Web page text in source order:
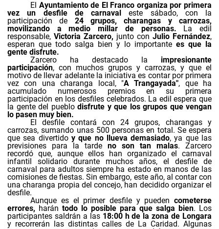
El Ayuntamiento de El Franco organiza por primera
vez un desfile de carnavaleste sábado, con la
participación de 24 grupos, charangas y carrozas,
movilizando a medio millar de personas. La edil
responsable, Victoria Zarcero, junto con Julio Fernández,
esperan que todo salga bien y lo importante es que la
gente disfrute.
Zarcero ha destacado la impresionante
participación, con muchos grupos y carrozas, y que el
motivo de llevar adelante la iniciativa es contar por primera
vez con una charanga local, "A Trangayada", que ha
acumulado numerosos premios en su primera
participación en los desfiles celebrados. La edil espera que
la gente del pueblo disfrute y que los grupos que vengan
lo pasen muy bien.
El desfile contará con 24 grupos, charangas y
carrozas, sumando unas 500 personas en total. Se espera
que sea divertido y que no llueva demasiado, ya que las
previsiones para la tarde no son tan malas. Zarcero
recordó que, aunque ellos han organizado el carnaval
infantil solidario durante muchos años, el desfile de
carnaval para adultos siempre ha estado en manos de las
comisiones de fiestas. Sin embargo, este año, al contar con
una charanga propia del concejo, han decidido organizar el
desfile.
Aunque es el primer desfile y pueden cometerse
errores, harán todo lo posible para que salga bien. Los
participantes saldrán a las 18:00 h de la zona de Longara
y recorrerán las distintas calles de La Caridad. Algunas